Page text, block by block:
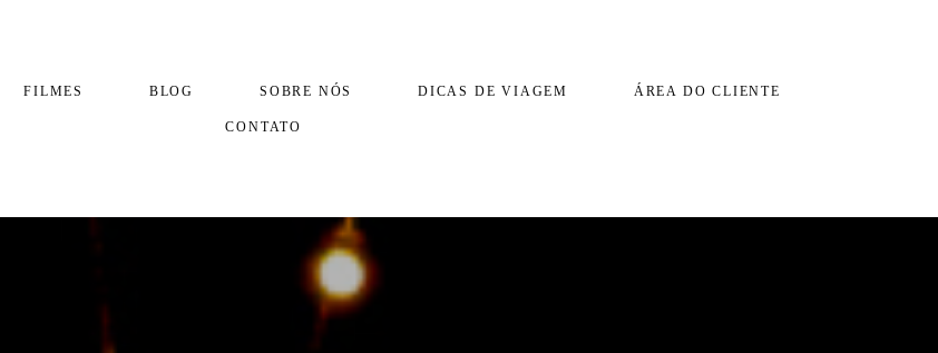
FILMES BLOG SOBRE NÓS DICAS DE VIAGEM ÁREA DO CLIENTE
CONTATO